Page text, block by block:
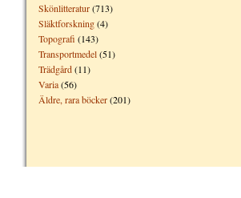
Skönlitteratur(713)
Släktforskning(4)
Topografi (143)
Transportmedel(51)
Trädgård(11)
Varia(56)
Äldre, rara böcker(201)